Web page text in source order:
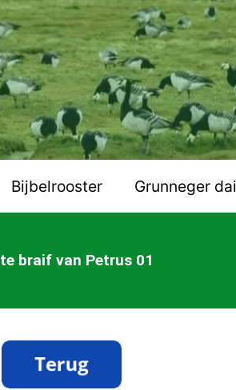
Bijbelrooster Grunneger
braif van Petrus 01